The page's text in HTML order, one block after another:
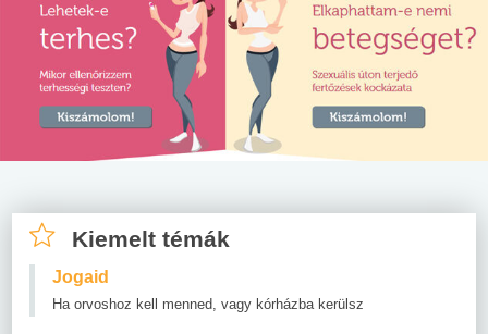
Kiemelt témák
Jogaid
Ha orvoshoz kell menned, vagy kórházba kerülsz